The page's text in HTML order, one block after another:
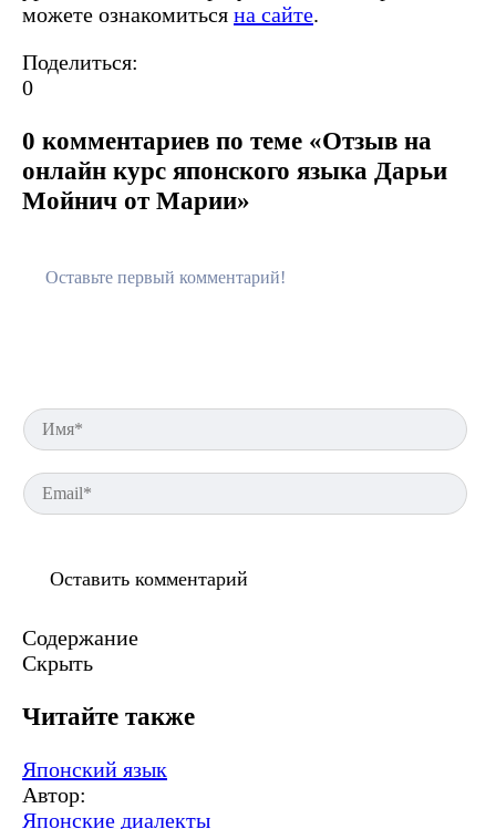
можете ознакомиться на сайте.
Поделиться:
0
0 комментариев по теме «Отзыв на
онлайн курс японского языка Дарьи
Мойнич от Марии»
Содержание
Скрыть
Читайте также
Японский язык
Автор:
Японские диалекты